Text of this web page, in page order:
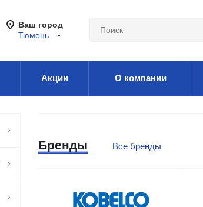
Ваш город
Тюмень
Акции О компании
Бренды Все бренды